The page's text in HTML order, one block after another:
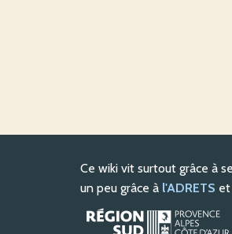
Ce wiki vit surtout grâce à
un peu grâce à l'ADRETS et